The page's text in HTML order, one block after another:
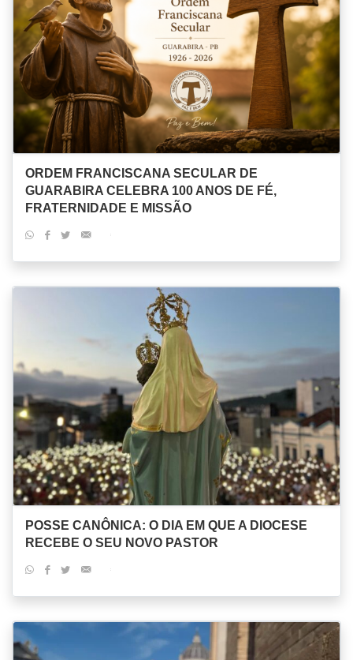
ORDEM FRANCISCANA SECULAR DE
GUARABIRA CELEBRA 100 ANOS DE FÉ,
FRATERNIDADE E MISSÃO
POSSE CANÔNICA: O DIA EM QUE A DIOCESE
RECEBE O SEU NOVO PASTOR